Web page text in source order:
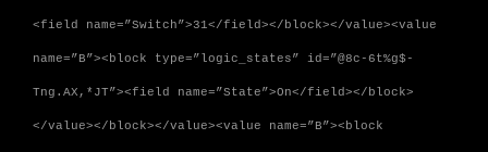
<field name=”Switch”>31</field></block></value><value
name=”B”><block type=”logic_states” id=”@8c-6t%g$-
Tng.AX,*JT”><field name=”State”>On</field></block>
</value></block></value><value name=”B”><block